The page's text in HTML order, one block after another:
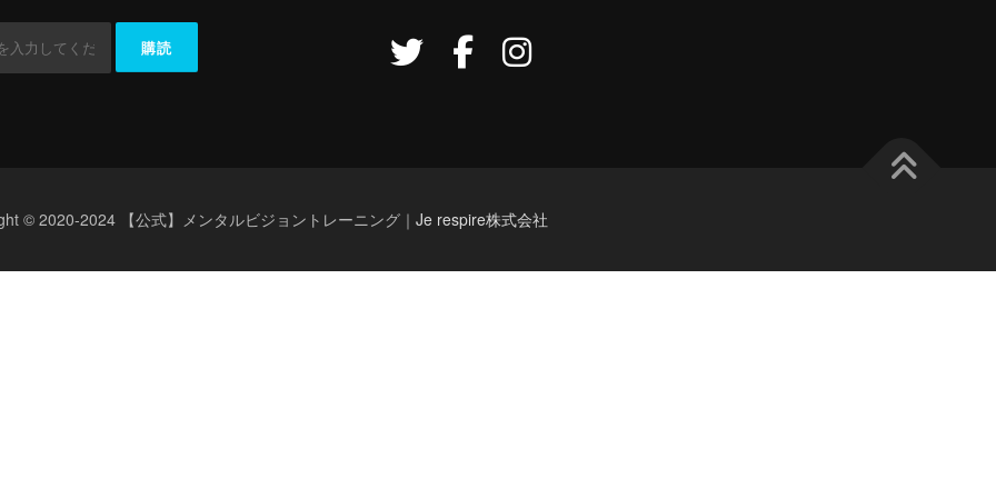
© 2020-2024 【公式】メンタルビジョントレーニング｜ Je respire株式会社